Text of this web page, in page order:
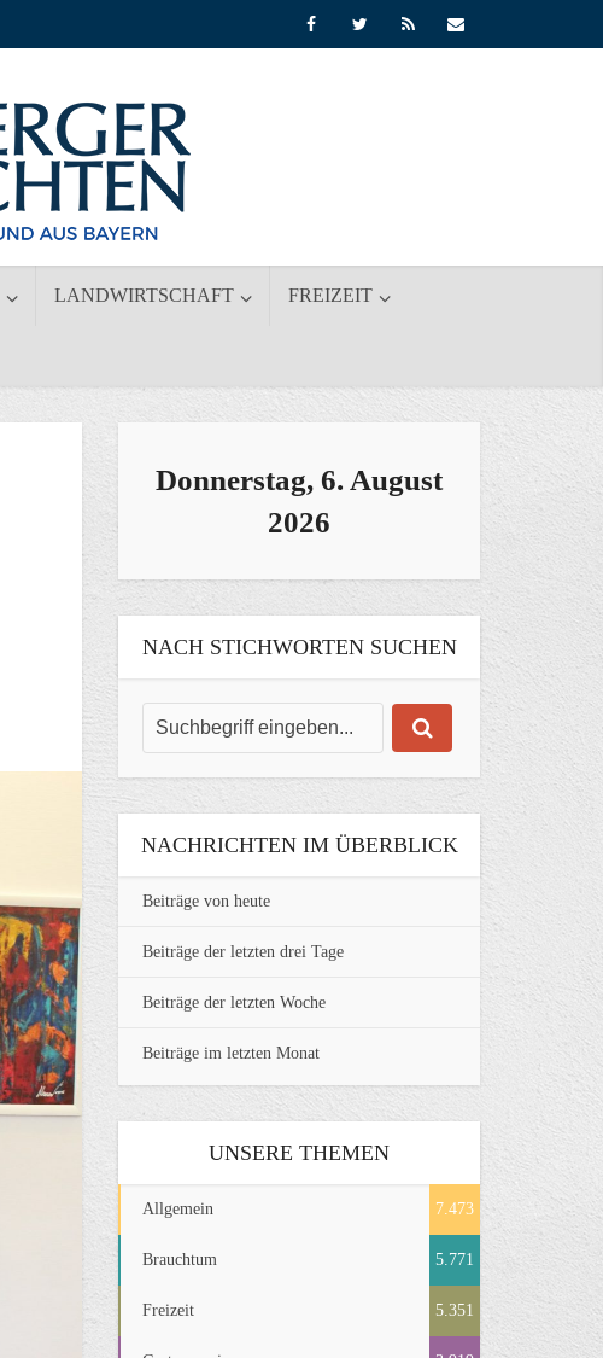
LANDWIRTSCHAFT FREIZEIT
Donnerstag, 6. August
2026
NACH STICHWORTEN SUCHEN
NACHRICHTEN IM ÜBERBLICK
Beiträge von heute
Beiträge der letzten drei Tage
Beiträge der letzten Woche
Beiträge im letzten Monat
UNSERE THEMEN
Allgemein 7.473
Brauchtum 5.771
Freizeit 5.351